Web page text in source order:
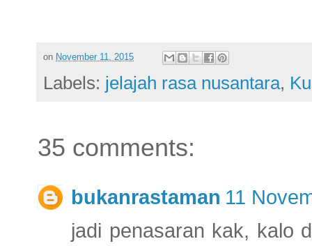
on November 11, 2015
Labels: jelajah rasa nusantara,
35 comments:
bukanrastaman 11
jadi penasaran kak, kalo